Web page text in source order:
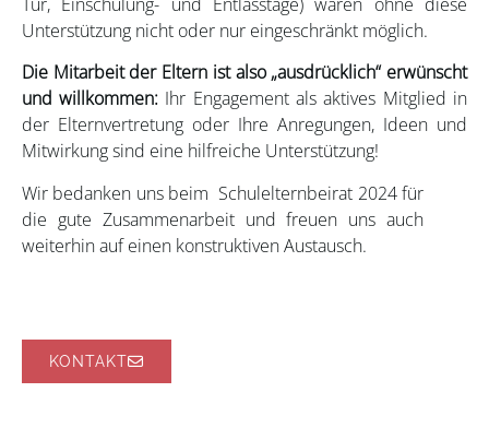
Unterstützung nicht oder nur eingeschränkt möglich.
Die Mitarbeit der Eltern ist also „ausdrücklich“ erwünscht
und willkommen: Ihr Engagement als aktives Mitglied in
der Elternvertretung oder Ihre Anregungen, Ideen und
Mitwirkung sind eine hilfreiche Unterstützung!
Wir bedanken uns beim Schulelternbeirat 2024 für
die gute Zusammenarbeit und freuen uns auch
weiterhin auf einen konstruktiven Austausch.
KONTAKT